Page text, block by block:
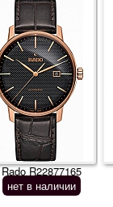
Rado R22877165
нет в наличии